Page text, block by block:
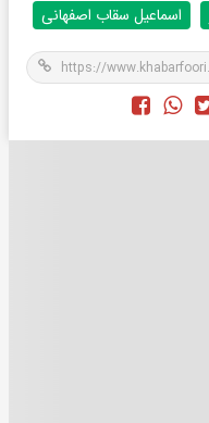
اسماعیل سقاب‌ اصفهانی